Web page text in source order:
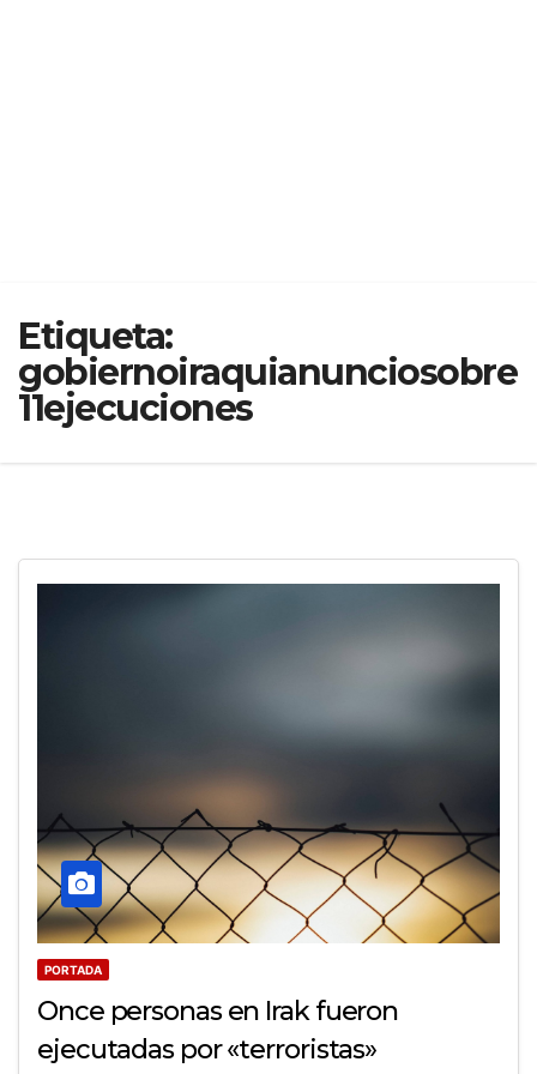
Etiqueta:
gobiernoiraquianunciosobre
11ejecuciones
PORTADA
Once personas en Irak fueron
ejecutadas por «terroristas»